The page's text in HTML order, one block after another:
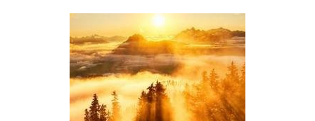
справжнього Гоґвортсу – першої та єд